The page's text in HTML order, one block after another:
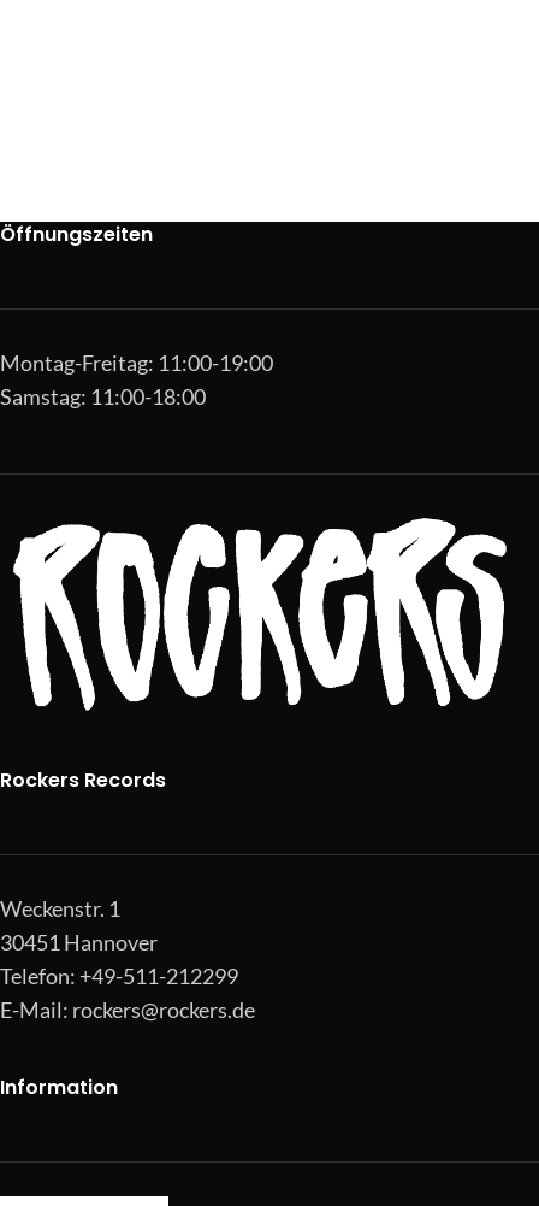
Öffnungszeiten
Montag-Freitag: 11:00-19:00
Samstag: 11:00-18:00
Rockers Records
Weckenstr. 1
30451 Hannover
Telefon: +49-511-212299
E-Mail: rockers@rockers.de
Information